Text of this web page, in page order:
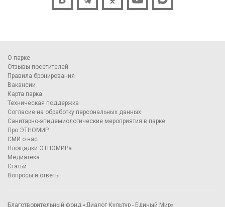
О парке
Отзывы посетителей
Правила бронирования
Вакансии
Карта парка
Техническая поддержка
Согласие на обработку персональных данных
Санитарно-эпидемиологические мероприятия в парке
Про ЭТНОМИР
СМИ о нас
Площадки ЭТНОМИРа
Медиатека
Статьи
Вопросы и ответы
Благотворительный фонд «Диалог Культур - Единый Мир»